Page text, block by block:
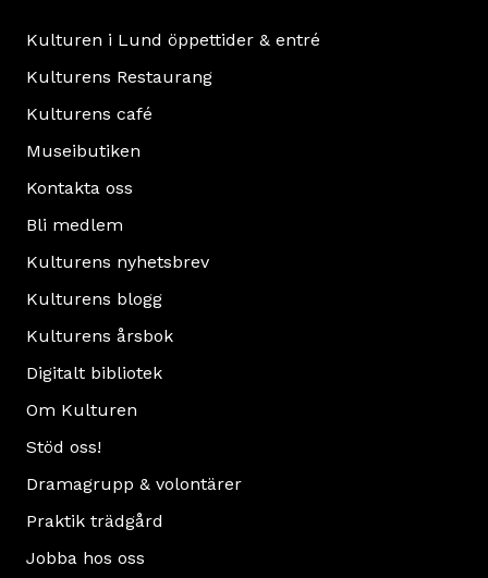
Kulturen i Lund öppettider & entré
Kulturens Restaurang
Kulturens café
Museibutiken
Kontakta oss
Bli medlem
Kulturens nyhetsbrev
Kulturens blogg
Kulturens årsbok
Digitalt bibliotek
Om Kulturen
Stöd oss!
Dramagrupp & volontärer
Praktik trädgård
Jobba hos oss